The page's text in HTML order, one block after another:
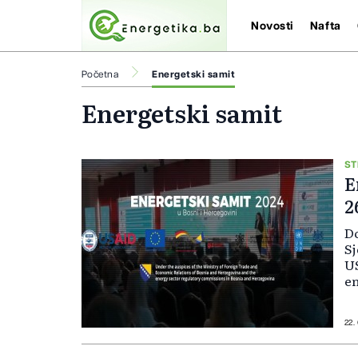
Novosti Nafta
Početna Energetski samit
Energetski samit
i
22.